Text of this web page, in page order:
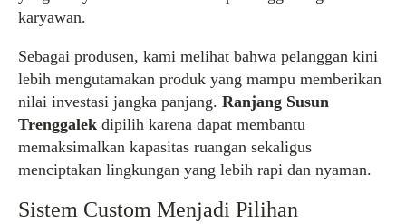
karyawan.
Sebagai produsen, kami melihat bahwa pelanggan kini
lebih mengutamakan produk yang mampu memberikan
nilai investasi jangka panjang. Ranjang Susun
Trenggalek dipilih karena dapat membantu
memaksimalkan kapasitas ruangan sekaligus
menciptakan lingkungan yang lebih rapi dan nyaman.
Sistem Custom Menjadi Pilihan